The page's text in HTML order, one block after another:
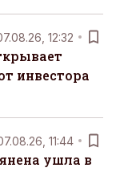
12:32
инвестора
11:44
ушла в